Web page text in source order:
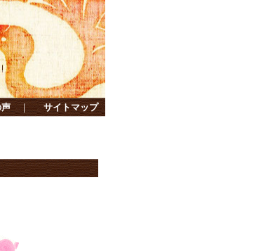
｜ サイトマップ